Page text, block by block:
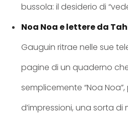
bussola: il desiderio di
Noa Noa e lettere da
Gauguin ritrae nelle sue
pagine di un quaderno
semplicemente “Noa
d’impressioni, una sorta di